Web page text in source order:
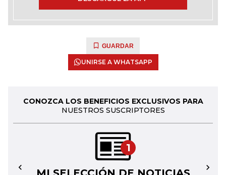
GUARDAR
UNIRSE A WHATSAPP
CONOZCA LOS BENEFICIOS EXCLUSIVOS PARA
NUESTROS SUSCRIPTORES
1
← →